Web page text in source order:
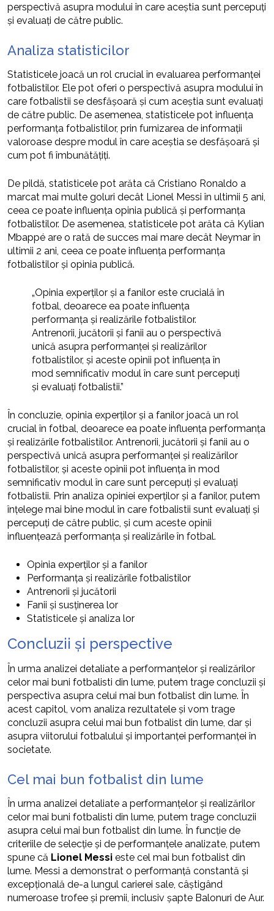
perspectivă asupra modului în care aceștia sunt percepuți
și evaluați de către public.
Analiza statisticilor
Statisticele joacă un rol crucial în evaluarea performanței
fotbalistilor. Ele pot oferi o perspectivă asupra modului în
care fotbalistii se desfășoară și cum aceștia sunt evaluați
de către public. De asemenea, statisticele pot influența
performanța fotbalistilor, prin furnizarea de informații
valoroase despre modul în care aceștia se desfășoară și
cum pot fi îmbunătățiți.
De pildă, statisticele pot arăta că Cristiano Ronaldo a
marcat mai multe goluri decât Lionel Messi în ultimii 5 ani,
ceea ce poate influența opinia publică și performanța
fotbalistilor. De asemenea, statisticele pot arăta că Kylian
Mbappé are o rată de succes mai mare decât Neymar în
ultimii 2 ani, ceea ce poate influența performanța
fotbalistilor și opinia publică.
„Opinia experților și a fanilor este crucială în
fotbal, deoarece ea poate influența
performanța și realizările fotbalistilor.
Antrenorii, jucătorii și fanii au o perspectivă
unică asupra performanței și realizărilor
fotbalistilor, și aceste opinii pot influența în
mod semnificativ modul în care sunt percepuți
și evaluați fotbalistii.”
În concluzie, opinia experților și a fanilor joacă un rol
crucial în fotbal, deoarece ea poate influența performanța
și realizările fotbalistilor. Antrenorii, jucătorii și fanii au o
perspectivă unică asupra performanței și realizărilor
fotbalistilor, și aceste opinii pot influența în mod
semnificativ modul în care sunt percepuți și evaluați
fotbalistii. Prin analiza opiniei experților și a fanilor, putem
înțelege mai bine modul în care fotbalistii sunt evaluați și
percepuți de către public, și cum aceste opinii
influențează performanța și realizările în fotbal.
Opinia experților și a fanilor
Performanța și realizările fotbalistilor
Antrenorii și jucătorii
Fanii și susținerea lor
Statisticele și analiza lor
Concluzii și perspective
În urma analizei detaliate a performanțelor și realizărilor
celor mai buni fotbalisti din lume, putem trage concluzii și
perspectiva asupra celui mai bun fotbalist din lume. În
acest capitol, vom analiza rezultatele și vom trage
concluzii asupra celui mai bun fotbalist din lume, dar și
asupra viitorului fotbalului și importanței performanței în
societate.
Cel mai bun fotbalist din lume
În urma analizei detaliate a performanțelor și realizărilor
celor mai buni fotbalisti din lume, putem trage concluzii
asupra celui mai bun fotbalist din lume. În funcție de
criteriile de selecție și de performanțele analizate, putem
spune că Lionel Messi este cel mai bun fotbalist din
lume. Messi a demonstrat o performanță constantă și
excepțională de-a lungul carierei sale, câștigând
numeroase trofee și premii, inclusiv șapte Balonuri de Aur.